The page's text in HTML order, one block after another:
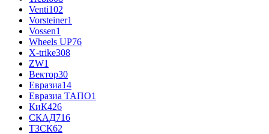
Venti102
Vorsteiner1
Vossen1
Wheels UP76
X-trike308
ZW1
Вектор30
Евразиа14
Евразиа ТАПО1
КиК426
СКАД716
ТЗСК62